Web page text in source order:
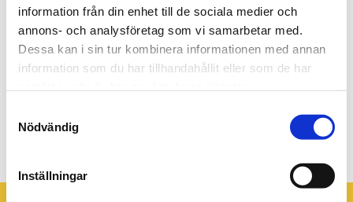
information från din enhet till de sociala medier och
annons- och analysföretag som vi samarbetar med.
Dessa kan i sin tur kombinera informationen med annan
information som du har tillhandahållit eller som de har
Nödvändig
Inställningar
PB
Kaffestupendium1896x1066px